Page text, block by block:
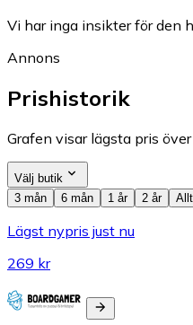
Vi har inga insikter för den
Annons
Prishistorik
Grafen visar lägsta pris
Välj butik
3 mån
6 mån 1 år 2 år Allt
Lägst nypris just nu
269 kr